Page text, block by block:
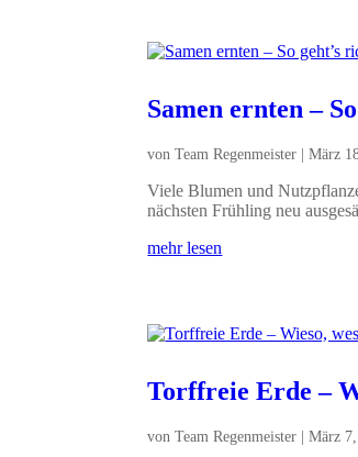
Samen ernten –
vonTeam Regenmeister |März
Viele Blumen und
nächsten Frühling neu
mehr lesen
Torffreie Erde –
vonTeam Regenmeister |März